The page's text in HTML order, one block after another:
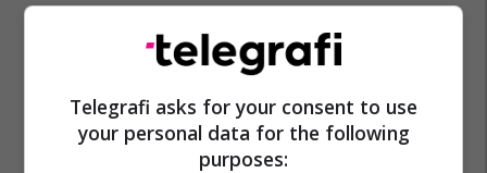
Telegrafi asks for your consent to use
your personal data for the following
purposes: